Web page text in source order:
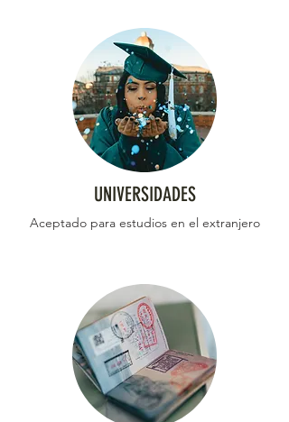
UNIVERSIDADES
Aceptado para estudios en el extranjero